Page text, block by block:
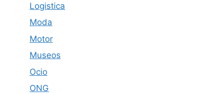
Logistica
Moda
Motor
Museos
Ocio
ONG